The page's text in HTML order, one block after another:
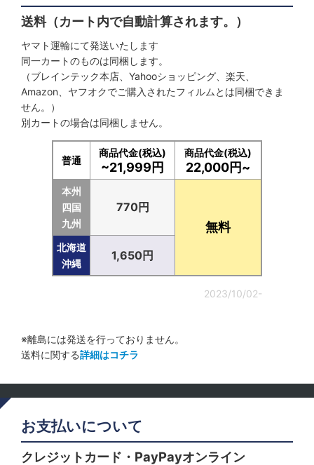
送料（カート内で自動計算されます。）
ヤマト運輸にて発送いたします
同一カートのものは同梱します。
（ブレインテック本店、Yahooショッピング、楽天、
Amazon、ヤフオクでご購入されたフィルムとは同梱できま
せん。）
別カートの場合は同梱しません。
普通
商品代金(税込)
~21,999円
商品代金(税込)
22,000円~
本州
四国
九州
770円
無料
北海道
沖縄
1,650円
2023/10/02-
※離島には発送を行っておりません。
送料に関する詳細はコチラ
お支払いについて
クレジットカード・PayPayオンライン